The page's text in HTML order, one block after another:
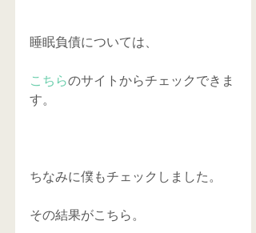
睡眠負債については、
こちらのサイトからチェックできま
す。
ちなみに僕もチェックしました。
その結果がこちら。